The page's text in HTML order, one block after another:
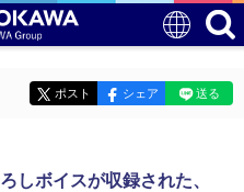
ポスト シェア 送る
しボイスが収録された、